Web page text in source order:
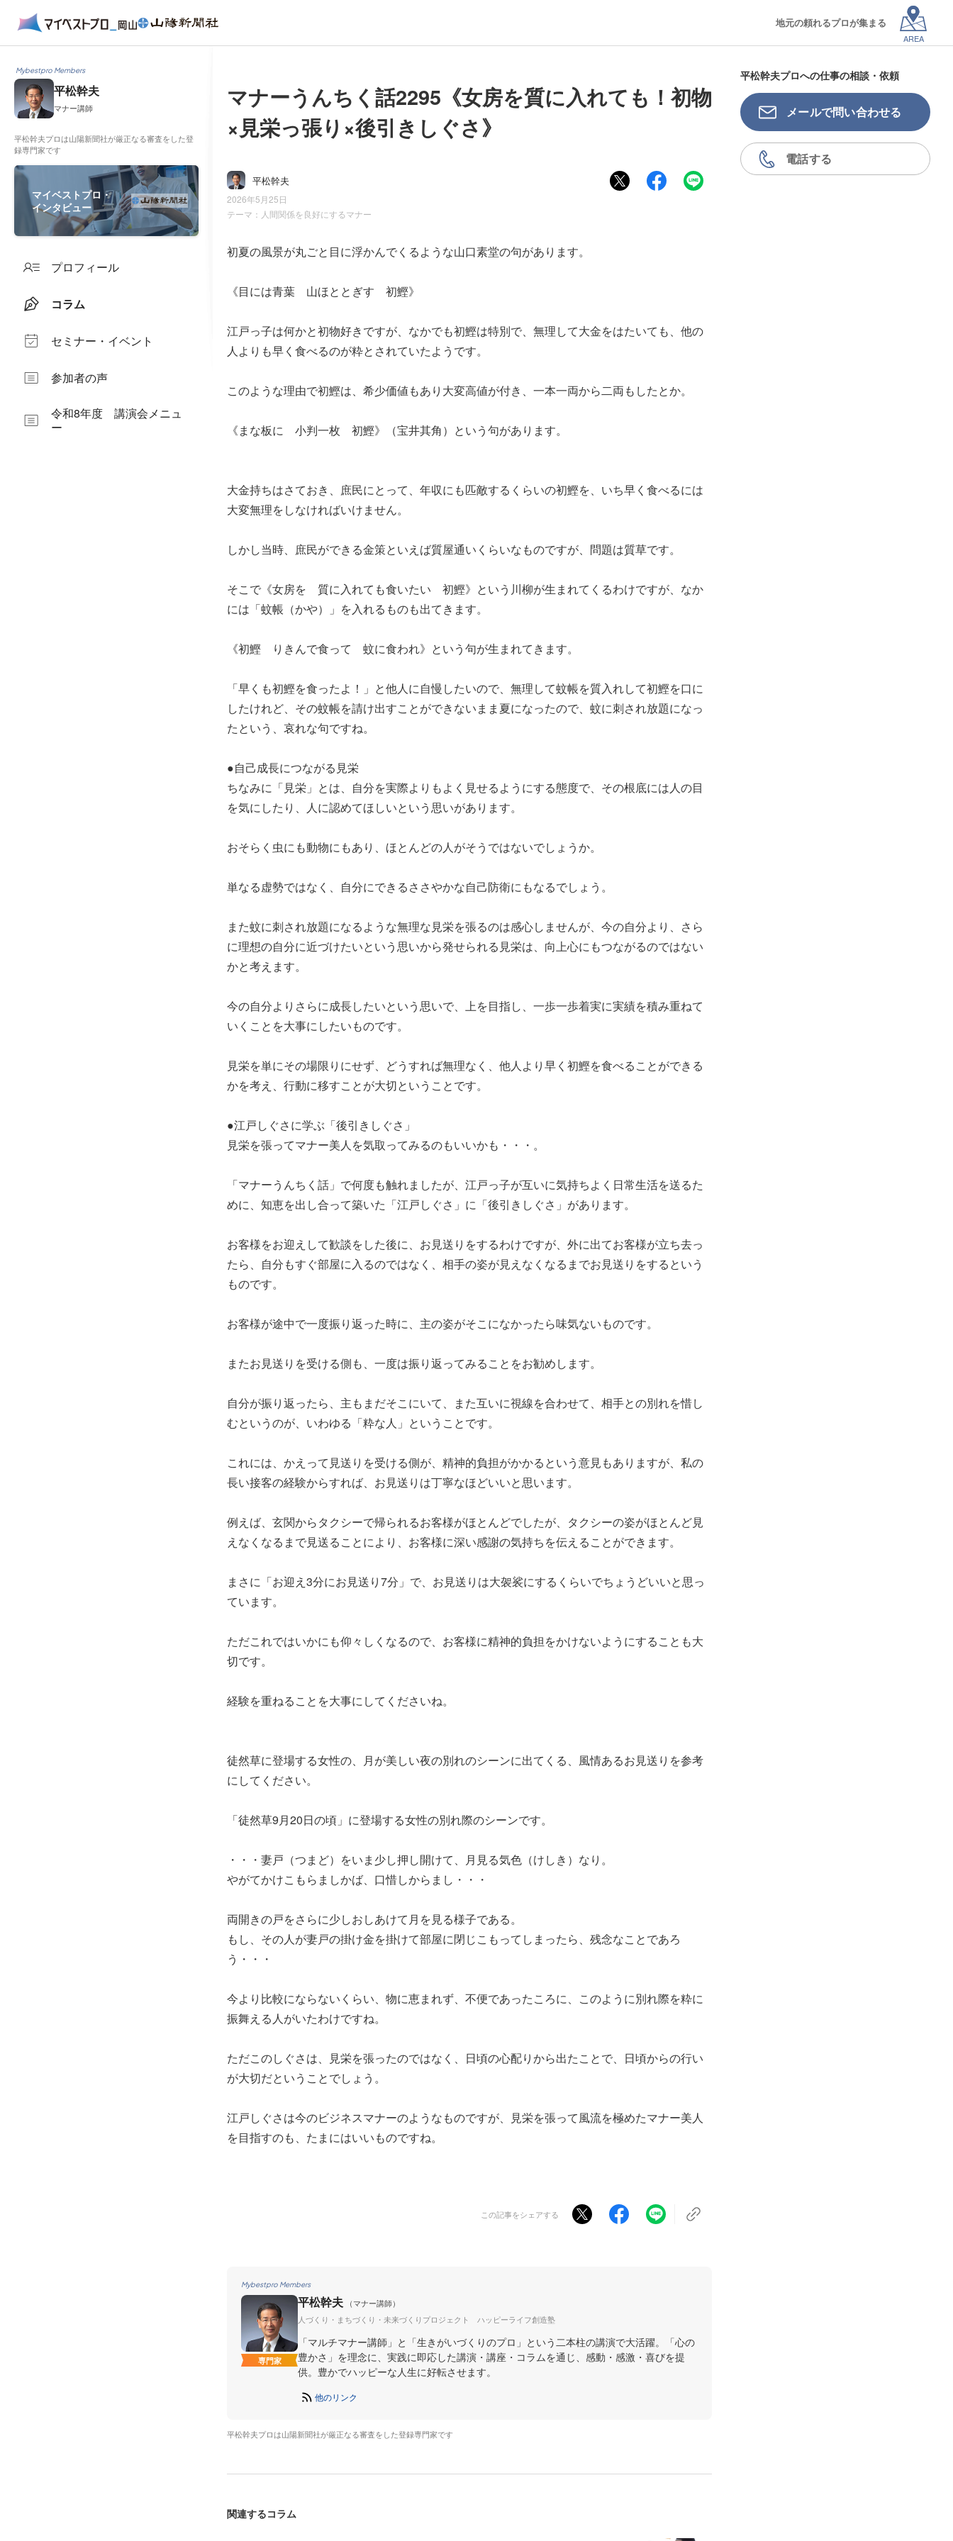
地元の頼れるプロが集まる
AREA
Mybestpro Members
平松幹夫
マナー講師
平松幹夫プロは山陽新聞社が厳正なる審査をした登
録専門家です
マイベストプロ・
インタビュー
プロフィール
コラム
セミナー・イベント
参加者の声
令和8年度 講演会メニュ
ー
マナーうんちく話2295《女房を質に入れても！初物
×見栄っ張り×後引きしぐさ》
平松幹夫
2026年5月25日
テーマ： 人間関係を良好にするマナー
初夏の風景が丸ごと目に浮かんでくるような山口素堂の句があります。
《目には青葉 山ほととぎす 初鰹》
江戸っ子は何かと初物好きですが、なかでも初鰹は特別で、無理して大金をはたいても、他の
人よりも早く食べるのが粋とされていたようです。
このような理由で初鰹は、希少価値もあり大変高値が付き、一本一両から二両もしたとか。
《まな板に 小判一枚 初鰹》（宝井其角）という句があります。
大金持ちはさておき、庶民にとって、年収にも匹敵するくらいの初鰹を、いち早く食べるには
大変無理をしなければいけません。
しかし当時、庶民ができる金策といえば質屋通いくらいなものですが、問題は質草です。
そこで《女房を 質に入れても食いたい 初鰹》という川柳が生まれてくるわけですが、なか
には「蚊帳（かや）」を入れるものも出てきます。
《初鰹 りきんで食って 蚊に食われ》という句が生まれてきます。
「早くも初鰹を食ったよ！」と他人に自慢したいので、無理して蚊帳を質入れして初鰹を口に
したけれど、その蚊帳を請け出すことができないまま夏になったので、蚊に刺され放題になっ
たという、哀れな句ですね。
●自己成長につながる見栄
ちなみに「見栄」とは、自分を実際よりもよく見せるようにする態度で、その根底には人の目
を気にしたり、人に認めてほしいという思いがあります。
おそらく虫にも動物にもあり、ほとんどの人がそうではないでしょうか。
単なる虚勢ではなく、自分にできるささやかな自己防衛にもなるでしょう。
また蚊に刺され放題になるような無理な見栄を張るのは感心しませんが、今の自分より、さら
に理想の自分に近づけたいという思いから発せられる見栄は、向上心にもつながるのではない
かと考えます。
今の自分よりさらに成長したいという思いで、上を目指し、一歩一歩着実に実績を積み重ねて
いくことを大事にしたいものです。
見栄を単にその場限りにせず、どうすれば無理なく、他人より早く初鰹を食べることができる
かを考え、行動に移すことが大切ということです。
●江戸しぐさに学ぶ「後引きしぐさ」
見栄を張ってマナー美人を気取ってみるのもいいかも・・・。
「マナーうんちく話」で何度も触れましたが、江戸っ子が互いに気持ちよく日常生活を送るた
めに、知恵を出し合って築いた「江戸しぐさ」に「後引きしぐさ」があります。
お客様をお迎えして歓談をした後に、お見送りをするわけですが、外に出てお客様が立ち去っ
たら、自分もすぐ部屋に入るのではなく、相手の姿が見えなくなるまでお見送りをするという
ものです。
お客様が途中で一度振り返った時に、主の姿がそこになかったら味気ないものです。
またお見送りを受ける側も、一度は振り返ってみることをお勧めします。
自分が振り返ったら、主もまだそこにいて、また互いに視線を合わせて、相手との別れを惜し
むというのが、いわゆる「粋な人」ということです。
これには、かえって見送りを受ける側が、精神的負担がかかるという意見もありますが、私の
長い接客の経験からすれば、お見送りは丁寧なほどいいと思います。
例えば、玄関からタクシーで帰られるお客様がほとんどでしたが、タクシーの姿がほとんど見
えなくなるまで見送ることにより、お客様に深い感謝の気持ちを伝えることができます。
まさに「お迎え3分にお見送り7分」で、お見送りは大袈裟にするくらいでちょうどいいと思っ
ています。
ただこれではいかにも仰々しくなるので、お客様に精神的負担をかけないようにすることも大
切です。
経験を重ねることを大事にしてくださいね。
徒然草に登場する女性の、月が美しい夜の別れのシーンに出てくる、風情あるお見送りを参考
にしてください。
「徒然草9月20日の頃」に登場する女性の別れ際のシーンです。
・・・妻戸（つまど）をいま少し押し開けて、月見る気色（けしき）なり。
やがてかけこもらましかば、口惜しからまし・・・
両開きの戸をさらに少しおしあけて月を見る様子である。
もし、その人が妻戸の掛け金を掛けて部屋に閉じこもってしまったら、残念なことであろ
う・・・
今より比較にならないくらい、物に恵まれず、不便であったころに、このように別れ際を粋に
振舞える人がいたわけですね。
ただこのしぐさは、見栄を張ったのではなく、日頃の心配りから出たことで、日頃からの行い
が大切だということでしょう。
江戸しぐさは今のビジネスマナーのようなものですが、見栄を張って風流を極めたマナー美人
を目指すのも、たまにはいいものですね。
この記事をシェアする
Mybestpro Members
専門家
平松幹夫
（マナー講師）
人づくり・まちづくり・未来づくりプロジェクト ハッピーライフ創造塾
「マルチマナー講師」と「生きがいづくりのプロ」という二本柱の講演で大活躍。「心の
豊かさ」を理念に、実践に即応した講演・講座・コラムを通じ、感動・感激・喜びを提
供。豊かでハッピーな人生に好転させます。
他のリンク
平松幹夫プロは山陽新聞社が厳正なる審査をした登録専門家です
関連するコラム
平松幹夫プロへの仕事の相談・依頼
メールで問い合わせる
電話する